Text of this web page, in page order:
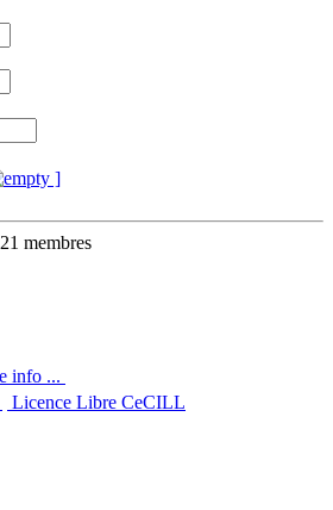
]
21 membres
Licence Libre CeCILL